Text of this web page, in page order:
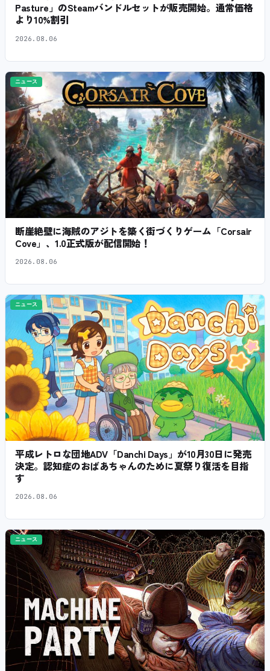
Pasture」のSteamバンドルセットが販売開始。通常価格
より10%割引
2026.08.06
ニュース
断崖絶壁に海賊のアジトを築く街づくりゲーム「Corsair
Cove」、1.0正式版が配信開始！
2026.08.06
ニュース
平成レトロな団地ADV「Danchi Days」が10月30日に発売
決定。認知症のおばあちゃんのために夏祭り復活を目指
す
2026.08.06
ニュース